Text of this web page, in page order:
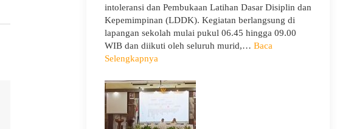
intoleransi dan Pembukaan Latihan Dasar Disiplin dan
Kepemimpinan (LDDK). Kegiatan berlangsung di
lapangan sekolah mulai pukul 06.45 hingga 09.00
WIB dan diikuti oleh seluruh murid,… Baca
Selengkapnya
Hari
Anak
Nasional
2026,